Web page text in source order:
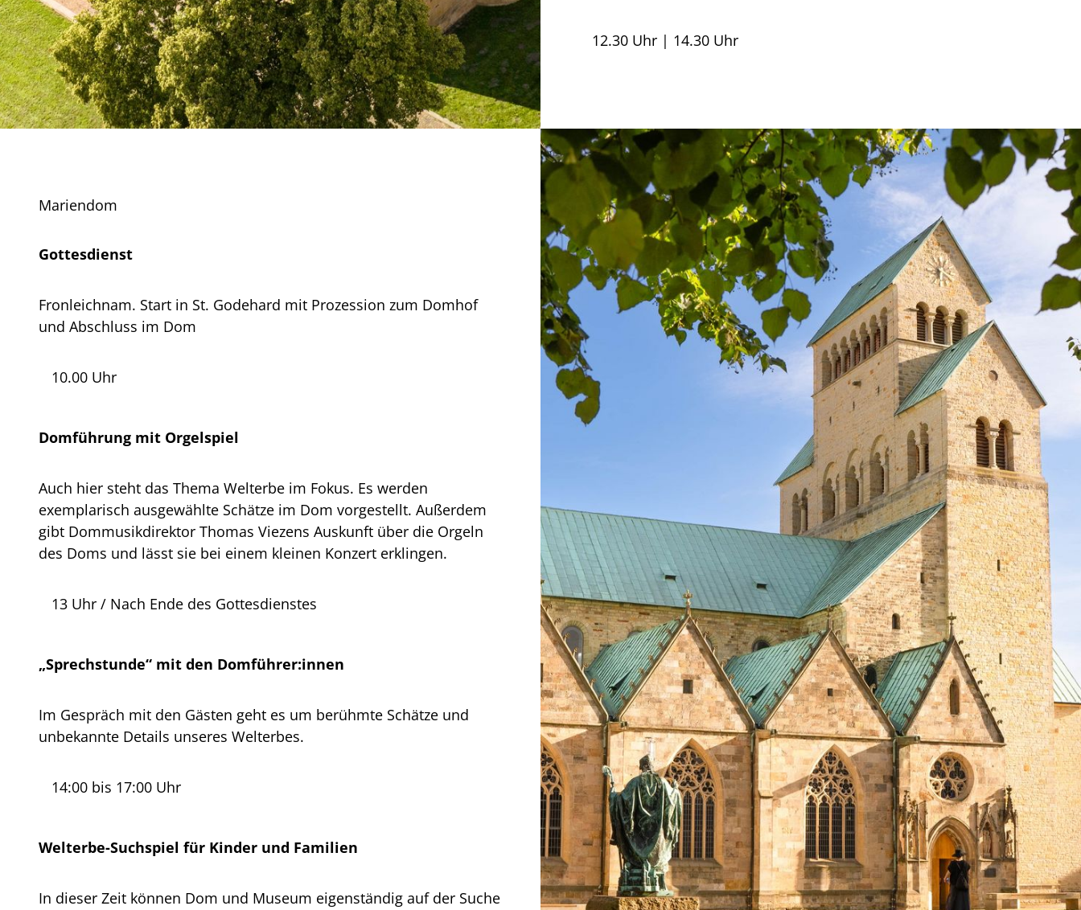
12.30 Uhr | 14.30 Uhr
Mariendom
Gottesdienst
Fronleichnam. Start in St. Godehard mit Prozession zum Domhof
und Abschluss im Dom
10.00 Uhr
Domführung mit Orgelspiel
Auch hier steht das Thema Welterbe im Fokus. Es werden
exemplarisch ausgewählte Schätze im Dom vorgestellt. Außerdem
gibt Dommusikdirektor Thomas Viezens Auskunft über die Orgeln
des Doms und lässt sie bei einem kleinen Konzert erklingen.
13 Uhr / Nach Ende des Gottesdienstes
„Sprechstunde“ mit den Domführer:innen
Im Gespräch mit den Gästen geht es um berühmte Schätze und
unbekannte Details unseres Welterbes.
14:00 bis 17:00 Uhr
Welterbe-Suchspiel für Kinder und Familien
In dieser Zeit können Dom und Museum eigenständig auf der Suche